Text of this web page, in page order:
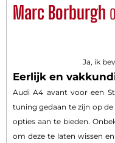
Marc Borburgh
Ja, ik
Eerlijk en
Audi A4 avant voor een
tuning gedaan te zijn op
opties aan te bieden.
om deze te laten wissen